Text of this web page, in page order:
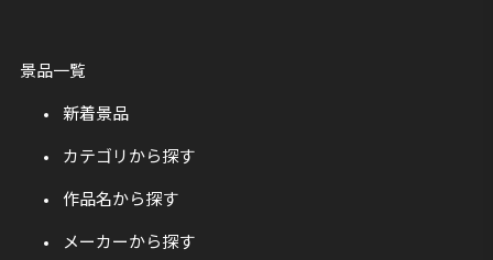
景品一覧
新着景品
カテゴリから探す
作品名から探す
メーカーから探す